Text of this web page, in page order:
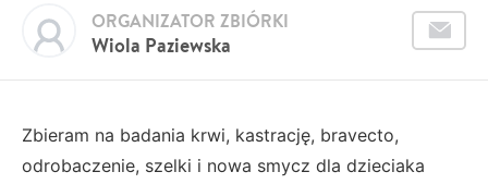
Wiola Paziewska
ORGANIZATOR ZBIÓRKI
Zbieram na badania krwi, kastrację, bravecto,
odrobaczenie, szelki i nowa smycz dla dzieciaka